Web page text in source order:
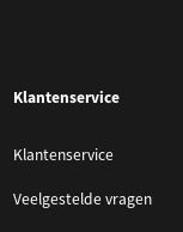
Klantenservice
Klantenservice
Veelgestelde vragen